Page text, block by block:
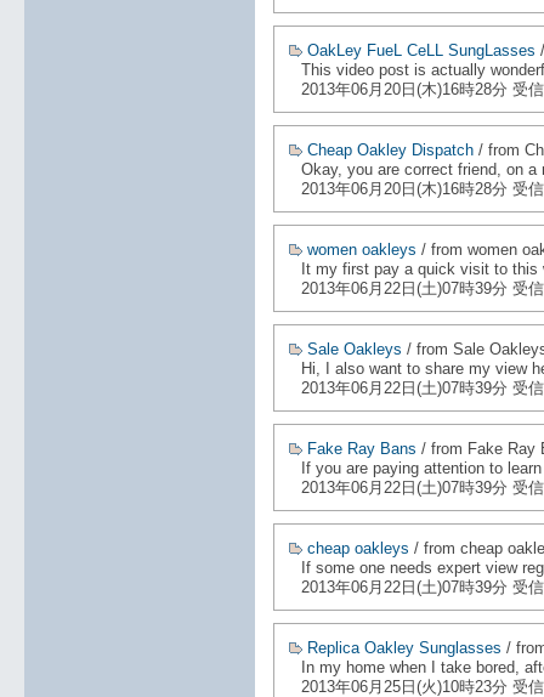
OakLey FueL CeLL SungLasses
This video post is actually
2013年06月20日(木)16時28分 受信
Cheap Oakley Dispatch / from
Okay, you are correct friend, on
2013年06月20日(木)16時28分 受信
women oakleys / from women
It my first pay a quick visit to this
2013年06月22日(土)07時39分 受信
Sale Oakleys / from Sale
Hi, I also want to share my view
2013年06月22日(土)07時39分 受信
Fake Ray Bans / from Fake Ray
If you are paying attention to
2013年06月22日(土)07時39分 受信
cheap oakleys / from cheap
If some one needs expert view
2013年06月22日(土)07時39分 受信
Replica Oakley Sunglasses /
In my home when I take bored,
2013年06月25日(火)10時23分 受信